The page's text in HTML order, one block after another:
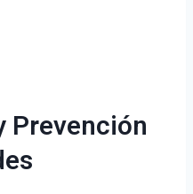
Prevención